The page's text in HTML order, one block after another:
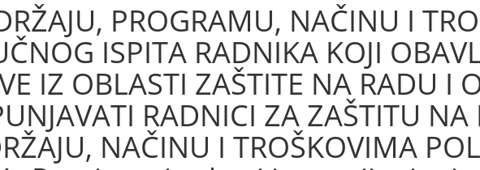
PROGRAMU, NAČINU I
ISPITA RADNIKA KOJI
IZ OBLASTI ZAŠTITE NA RADU I
RADNICI ZA ZAŠTITU NA
NAČINU I TROŠKOVIMA